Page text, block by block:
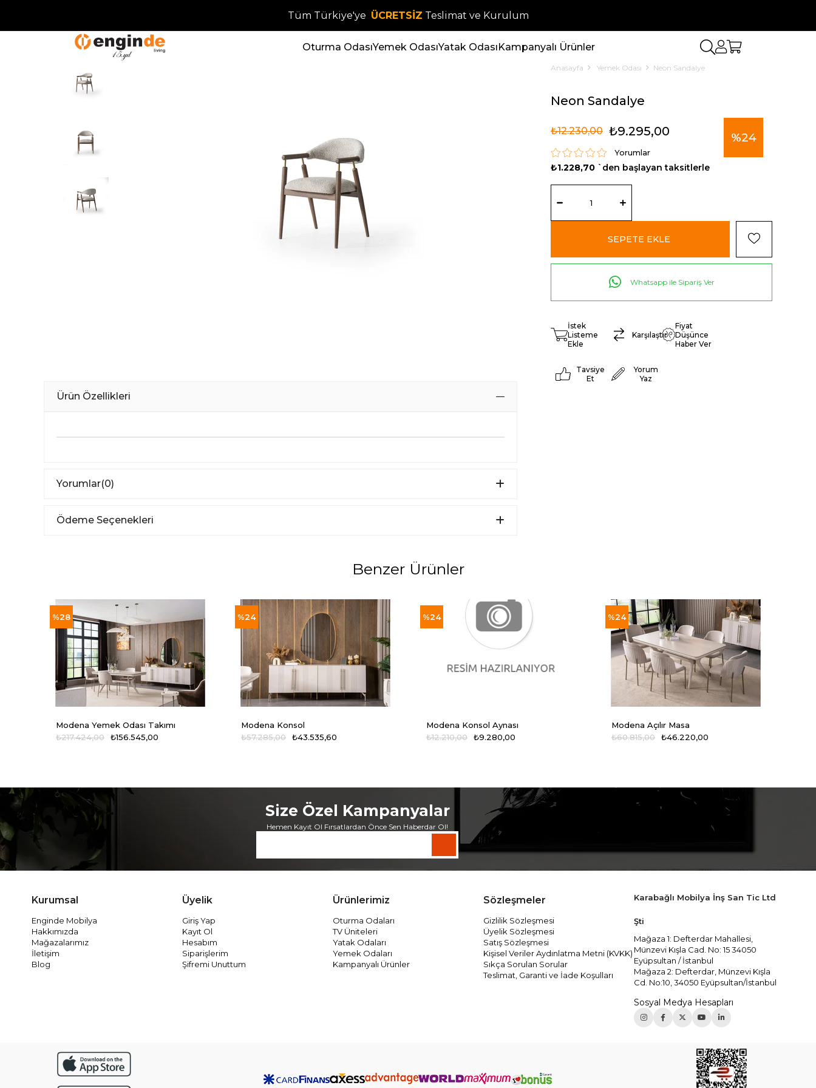
Tüm Türkiye'ye ÜCRETSİZ Teslimat ve Kurulum
Oturma OdasıYemek OdasıYatak OdasıKampanyalı Ürünler
Ürün Özellikleri
Yorumlar(0)
Ödeme Seçenekleri
Anasayfa Yemek Odası Neon Sandalye
Neon Sandalye
%24
₺12.230,00 ₺9.295,00
Yorumlar
₺1.228,70 `den başlayan taksitlerle
Whatsapp ile Sipariş Ver
İstek
Listeme
Ekle
Karşılaştır
Fiyat
Düşünce
Haber Ver
Tavsiye
Et
Yorum
Yaz
Benzer Ürünler
Modena Yemek Odası Takımı
₺156.545,00
₺217.424,00
%28
Modena Konsol
₺43.535,60
₺57.285,00
%24
Modena Konsol Aynası
₺9.280,00
₺12.210,00
%24
Modena Açılır Masa
₺46.220,00
₺60.815,00
%24
Size Özel Kampanyalar
Hemen Kayıt Ol Fırsatlardan Önce Sen Haberdar Ol!
Kurumsal
Enginde Mobilya
Hakkımızda
Mağazalarımız
İletişim
Blog
Üyelik
Giriş Yap
Kayıt Ol
Hesabım
Siparişlerim
Şifremi Unuttum
Ürünlerimiz
Oturma Odaları
TV Üniteleri
Yatak Odaları
Yemek Odaları
Kampanyalı Ürünler
Sözleşmeler
Gizlilik Sözleşmesi
Üyelik Sözleşmesi
Satış Sözleşmesi
Kişisel Veriler Aydınlatma Metni (KVKK)
Sıkça Sorulan Sorular
Teslimat, Garanti ve İade Koşulları
Karabağlı Mobilya İnş San Tic Ltd
Şti
Mağaza 1: Defterdar Mahallesi,
Münzevi Kışla Cad. No: 15 34050
Eyüpsultan / İstanbul
Mağaza 2: Defterdar, Münzevi Kışla
Cd. No:10, 34050 Eyüpsultan/İstanbul
Sosyal Medya Hesapları